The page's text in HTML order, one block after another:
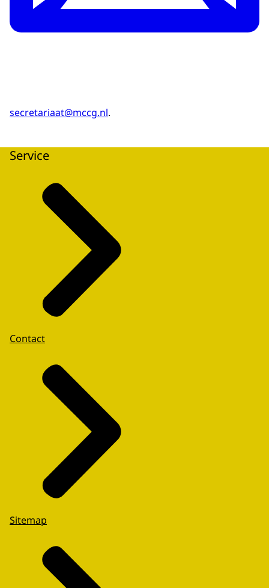
secretariaat@mccg.nl.
Service
Contact
Sitemap